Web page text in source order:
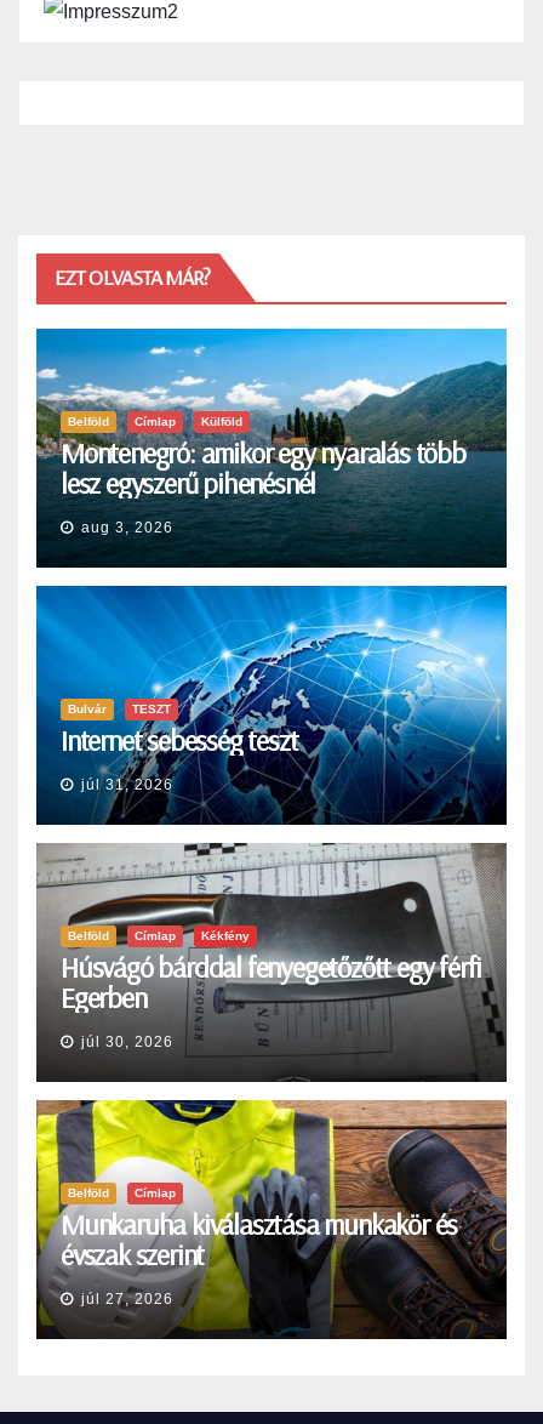
EZT OLVASTA MÁR?
Belföld Címlap Külföld
Montenegró: amikor egy nyaralás több
lesz egyszerű pihenésnél
aug 3, 2026
Bulvár TESZT
Internet sebesség teszt
júl 31, 2026
Belföld Címlap Kékfény
Húsvágó bárddal fenyegetőzőtt egy férfi
Egerben
júl 30, 2026
Belföld Címlap
Munkaruha kiválasztása munkakör és
évszak szerint
júl 27, 2026